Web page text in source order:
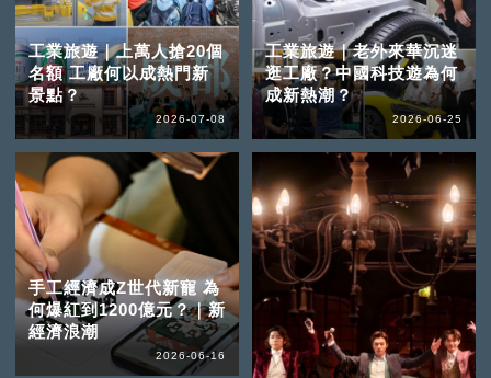
工業旅遊｜上萬人搶20個
名額 工廠何以成熱門新
景點？
2026-07-08
工業旅遊｜老外來華沉迷
逛工廠？中國科技遊為何
成新熱潮？
2026-06-25
手工經濟成Z世代新寵 為
何爆紅到1200億元？｜新
經濟浪潮
2026-06-16